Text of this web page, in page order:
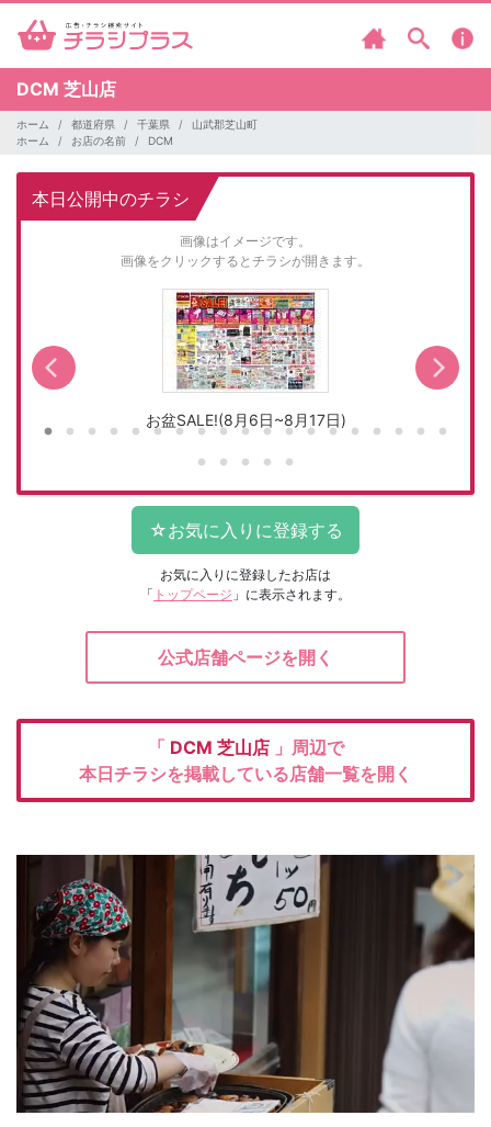
DCM 芝山店
ホーム 都道府県 千葉県
山武郡芝山町
ホーム
お店の名前 DCM
本日公開中のチラシ
画像はイメージです。
画像をクリックするとチラシが開きます。
お盆SALE!(8月6日~8月17日)
お気に入りに登録したお店は
「 トップページ 」に表示されます。
公式店舗ページを開く
「 DCM 芝山店 」周辺で
本日チラシを掲載している店舗一覧を開く